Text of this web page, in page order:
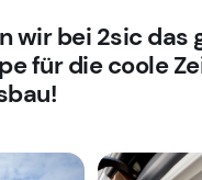
wir bei 2sic das
für die coole